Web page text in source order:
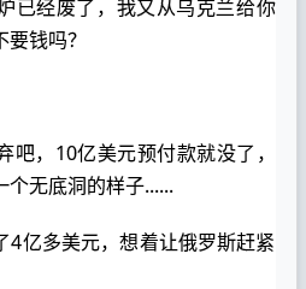
已经废了，我又从乌克兰给你
钱吗？
吧，10亿美元预付款就没了，
无底洞的样子......
4亿多美元，想着让俄罗斯赶紧